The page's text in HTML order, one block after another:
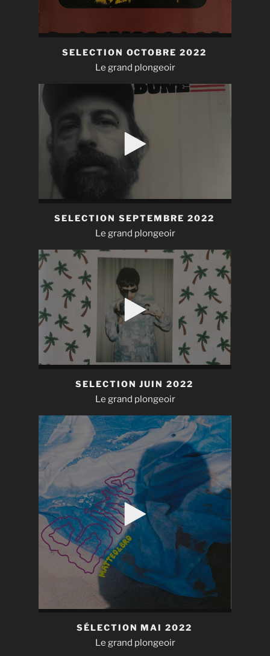
SELECTION OCTOBRE 2022
Le grand plongeoir
SELECTION SEPTEMBRE 2022
Le grand plongeoir
SELECTION JUIN 2022
Le grand plongeoir
SÉLECTION MAI 2022
Le grand plongeoir